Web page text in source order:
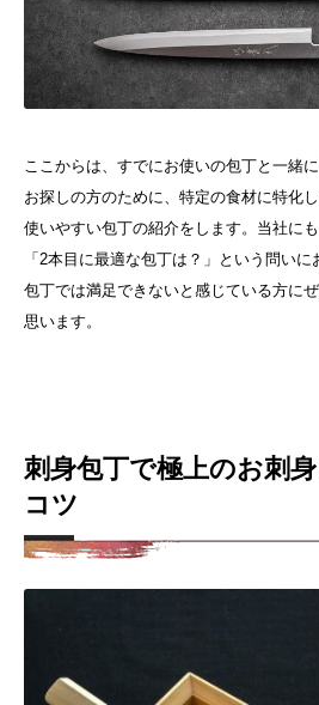
ここからは、すでにお使いの包丁と一緒
お探しの方のために、特定の食材に特化
使いやすい包丁の紹介をします。 当社に
「2本目に最適な包丁は？」という問い
包丁では満足できないと感じている方に
思います。
刺身包丁で極上のお刺
コツ